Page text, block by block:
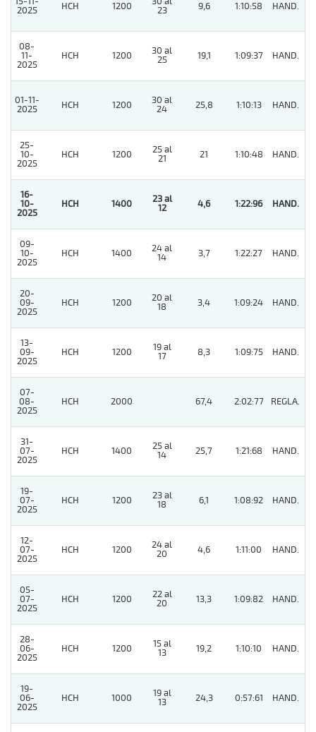
2025
HCH 1200
23
9,6 1:10:58 HAND.
08-
11-
2025
HCH 1200
30 al
25
19,1 1:09:37 HAND.
01-11-
2025
HCH 1200
30 al
24
25,8 1:10:13 HAND.
25-
10-
2025
HCH 1200
25 al
21
21 1:10:48 HAND.
16-
10-
2025
HCH 1400
23 al
12
4,6 1:22:96 HAND.
09-
10-
2025
HCH 1400
24 al
14
3,7 1:22:27 HAND.
20-
09-
2025
HCH 1200
20 al
18
3,4 1:09:24 HAND.
13-
09-
2025
HCH 1200
19 al
17
8,3 1:09:75 HAND.
07-
08-
2025
HCH 2000 67,4 2:02:77 REGLA.
31-
07-
2025
HCH 1400
25 al
14
25,7 1:21:68 HAND.
19-
07-
2025
HCH 1200
23 al
18
6,1 1:08:92 HAND.
12-
07-
2025
HCH 1200
24 al
20
4,6 1:11:00 HAND.
05-
07-
2025
HCH 1200
22 al
20
13,3 1:09:82 HAND.
28-
06-
2025
HCH 1200
15 al
13
19,2 1:10:10 HAND.
19-
06-
2025
HCH 1000
19 al
13
24,3 0:57:61 HAND.